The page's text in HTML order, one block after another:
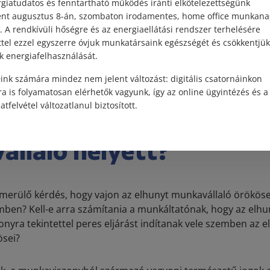
hogyha a munkáltató a kifizetést nem az arra
ténylegesen jogosult örökösök szintén követelhetik annak
könnyen kerülhet olyan helyezbe, hogy a járandóságok
kapcsolatos kockázatokat neki kell viselnie.
e az örökös az elhunyt
helyett?
kérdés, hogy vajon az elhunyt munkavállaló
Kell-e arra számítania a munkáltatónak, hogy az
tekintettel peres eljárást indítanak vele szemben az
és fenntartható működés iránti elkötelezettségünk
augusztus 8-án, szombaton irodamentes, home office
A rendkívüli hőségre és az energiaellátási rendszer terhelésére
ezzel egyszerre óvjuk munkatársaink egészségét és csökkentjük
energiafelhasználását.
számára mindez nem jelent változást: digitális csatornáinkon
is folyamatosan elérhetők vagyunk, így az online ügyintézés és a
változatlanul biztosított.